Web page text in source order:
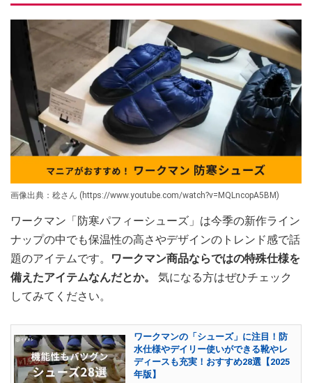
画像出典：稔さん (https://www.youtube.com/watch?v=MQLncopA5BM)
ワークマン「防寒パフィーシューズ」は今季の新作ライン
ナップの中でも保温性の高さやデザインのトレンド感で話
題のアイテムです。
ワークマン商品ならではの特殊仕様を
備えたアイテムなんだとか。
気になる方はぜひチェック
してみてください。
ワークマンの「シューズ」に注目！防
水仕様やデイリー使いができる靴やレ
ディースも充実！おすすめ28選【2025
年版】